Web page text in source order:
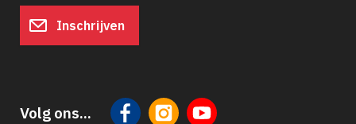
Inschrijven
Volg ons...